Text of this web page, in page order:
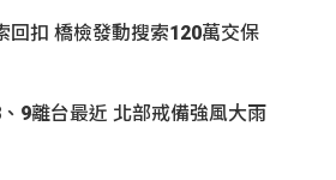
回扣 橋檢發動搜索120萬交保
9離台最近 北部戒備強風大雨